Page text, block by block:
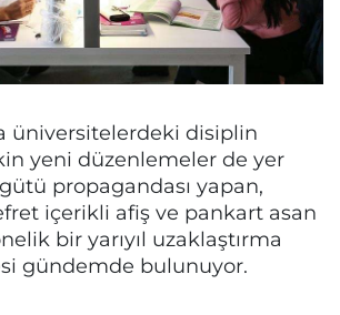
üniversitelerdeki disiplin
yeni düzenlemeler de yer
propagandası yapan,
içerikli afiş ve pankart asan
bir yarıyıl uzaklaştırma
gündemde bulunuyor.